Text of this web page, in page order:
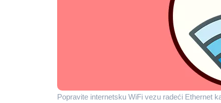
Popravite internetsku WiFi vezu radeći Ethernet